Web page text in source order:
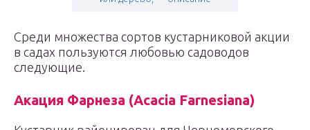
Среди множества сортов кустарниковой акции
в садах пользуются любовью садоводов
следующие.
Акация Фарнеза (Acacia Farnesiana)